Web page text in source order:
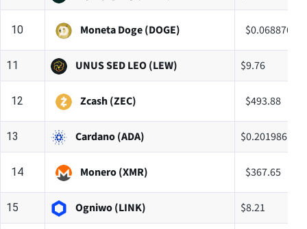
10 Moneta Doge (DOGE) $0.068876
11 UNUS SED LEO (LEW) $9.76
12 Zcash (ZEC) $493.88
13 Cardano (ADA) $0.201986
14 Monero (XMR) $367.65
15 Ogniwo (LINK) $8.21